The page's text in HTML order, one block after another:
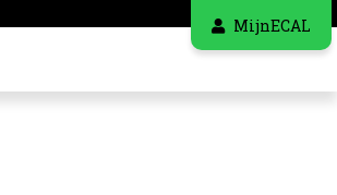
MijnECAL